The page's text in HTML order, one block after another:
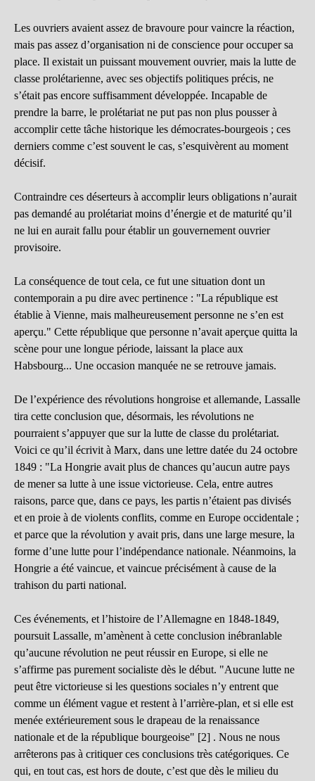
Les ouvriers avaient assez de bravoure pour vaincre la réaction,
mais pas assez d’organisation ni de conscience pour occuper sa
place. Il existait un puissant mouvement ouvrier, mais la lutte de
classe prolétarienne, avec ses objectifs politiques précis, ne
s’était pas encore suffisamment développée. Incapable de
prendre la barre, le prolétariat ne put pas non plus pousser à
accomplir cette tâche historique les démocrates-bourgeois ; ces
derniers comme c’est souvent le cas, s’esquivèrent au moment
décisif.
Contraindre ces déserteurs à accomplir leurs obligations n’aurait
pas demandé au prolétariat moins d’énergie et de maturité qu’il
ne lui en aurait fallu pour établir un gouvernement ouvrier
provisoire.
La conséquence de tout cela, ce fut une situation dont un
contemporain a pu dire avec pertinence : "La république est
établie à Vienne, mais malheureusement personne ne s’en est
aperçu." Cette république que personne n’avait aperçue quitta la
scène pour une longue période, laissant la place aux
Habsbourg... Une occasion manquée ne se retrouve jamais.
De l’expérience des révolutions hongroise et allemande, Lassalle
tira cette conclusion que, désormais, les révolutions ne
pourraient s’appuyer que sur la lutte de classe du prolétariat.
Voici ce qu’il écrivit à Marx, dans une lettre datée du 24 octobre
1849 : "La Hongrie avait plus de chances qu’aucun autre pays
de mener sa lutte à une issue victorieuse. Cela, entre autres
raisons, parce que, dans ce pays, les partis n’étaient pas divisés
et en proie à de violents conflits, comme en Europe occidentale ;
et parce que la révolution y avait pris, dans une large mesure, la
forme d’une lutte pour l’indépendance nationale. Néanmoins, la
Hongrie a été vaincue, et vaincue précisément à cause de la
trahison du parti national.
Ces événements, et l’histoire de l’Allemagne en 1848-1849,
poursuit Lassalle, m’amènent à cette conclusion inébranlable
qu’aucune révolution ne peut réussir en Europe, si elle ne
s’affirme pas purement socialiste dès le début. "Aucune lutte ne
peut être victorieuse si les questions sociales n’y entrent que
comme un élément vague et restent à l’arrière-plan, et si elle est
menée extérieurement sous le drapeau de la renaissance
nationale et de la république bourgeoise" [2] . Nous ne nous
arrêterons pas à critiquer ces conclusions très catégoriques. Ce
qui, en tout cas, est hors de doute, c’est que dès le milieu du